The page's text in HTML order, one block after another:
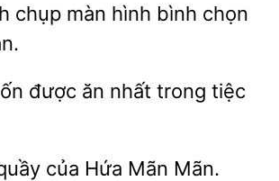
chụp màn hình bình chọn
ăn
trong tiệc
Mãn.